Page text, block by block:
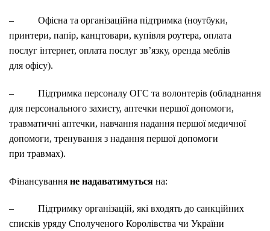
– Офісна та організаційна підтримка (ноутбуки,
принтери, папір, канцтовари, купівля роутера, оплата
послуг інтернет, оплата послуг зв’язку, оренда меблів
для офісу).
– Підтримка персоналу ОГС та волонтерів (обладнання
для персонального захисту, аптечки першої допомоги,
травматичні аптечки, навчання надання першої медичної
допомоги, тренування з надання першої допомоги
при травмах).
Фінансування не надаватимуться на:
– Підтримку організацій, які входять до санкційних
списків уряду Сполученого Королівства чи України